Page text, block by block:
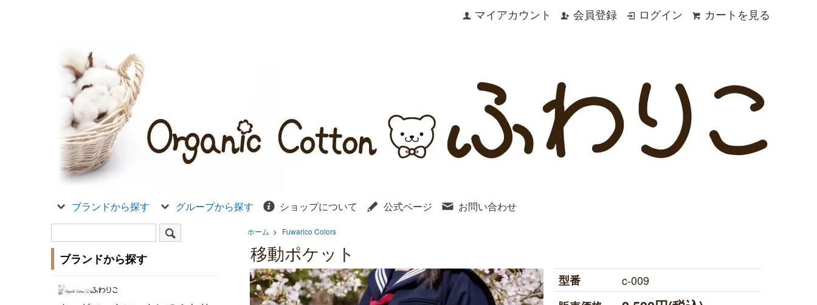
マイアカウント 会員登録 ログイン カートを見る
ブランドから探す グループから探す ショップについて 公式ページ お問い合わせ
ホーム > Fuwarico Colors
移動ポケット
型番
c-009
ブランドから探す